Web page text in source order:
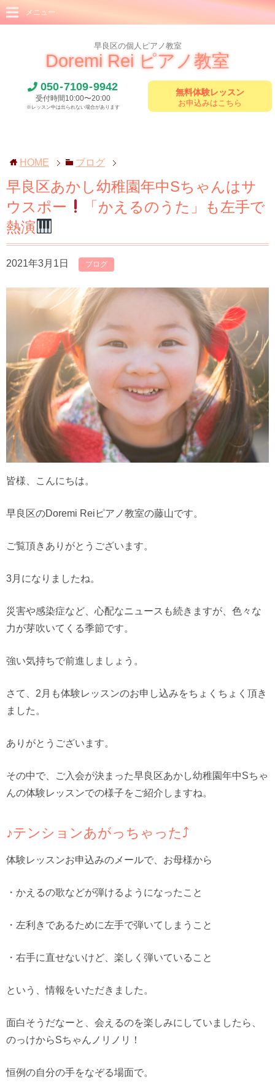
早良区の個人ピアノ教室
Doremi Rei ピアノ教室
050-7109-9942
受付時間10:00〜20:00
※レッスン中は出られない場合があります
無料体験レッスン
お申込みはこちら
メニュー
HOME ブログ
早良区あかし幼稚園年中Sちゃんはサ
ウスポー
「かえるのうた」も左手で
熱演
2021年3月1日 ブログ
皆様、こんにちは。
早良区のDoremi Reiピアノ教室の藤山です。
ご覧頂きありがとうございます。
3月になりましたね。
災害や感染症など、心配なニュースも続きますが、色々な
力が芽吹いてくる季節です。
強い気持ちで前進しましょう。
さて、2月も体験レッスンのお申し込みをちょくちょく頂き
ました。
ありがとうございます。
その中で、ご入会が決まった早良区あかし幼稚園年中Sちゃ
んの体験レッスンでの様子をご紹介しますね。
♪テンションあがっちゃった⤴︎
体験レッスンお申込みのメールで、お母様から
・かえるの歌などが弾けるようになったこと
・左利きであるために左手で弾いてしまうこと
・右手に直せないけど、楽しく弾いていること
という、情報をいただきました。
面白そうだなーと、会えるのを楽しみにしていましたら、
のっけからSちゃんノリノリ！
恒例の自分の手をなぞる場面で。